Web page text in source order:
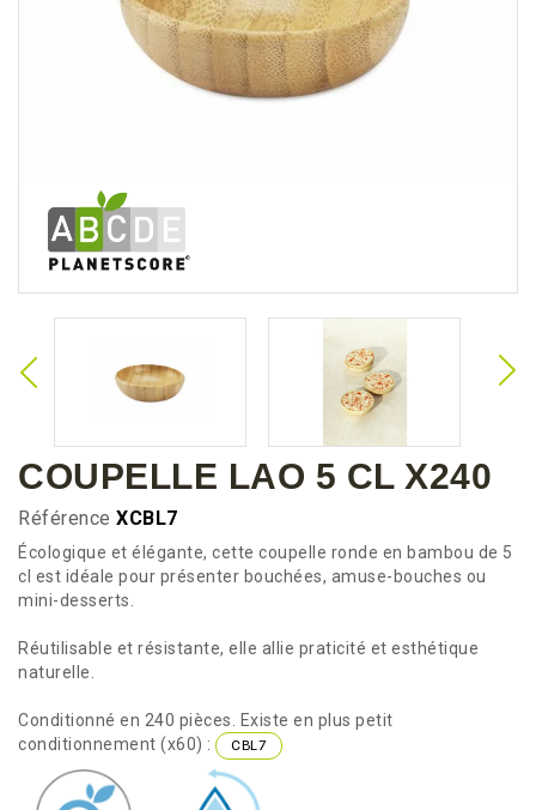
COUPELLE LAO 5 CL X240
Référence XCBL7
Écologique et élégante, cette coupelle ronde en bambou de 5
cl est idéale pour présenter bouchées, amuse-bouches ou
mini-desserts.
Réutilisable et résistante, elle allie praticité et esthétique
naturelle.
Conditionné en 240 pièces. Existe en plus petit
conditionnement (x60) :
CBL7